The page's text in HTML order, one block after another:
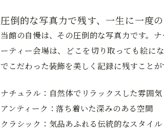
圧倒的な写真力で残す、一生に一度
当館の自慢は、その圧倒的な写真力です。
ーティー会場は、どこを切り取っても絵に
でこだわった装飾を美しく記録に残すことが
ナチュラル：自然体でリラックスした雰囲気
アンティーク：落ち着いた深みのある空間
クラシック：気品あふれる伝統的なスタイル